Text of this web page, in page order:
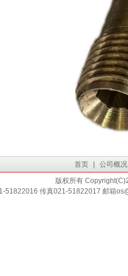
首页
公司概况
版权所有
51822016 传真021-51822017 邮箱